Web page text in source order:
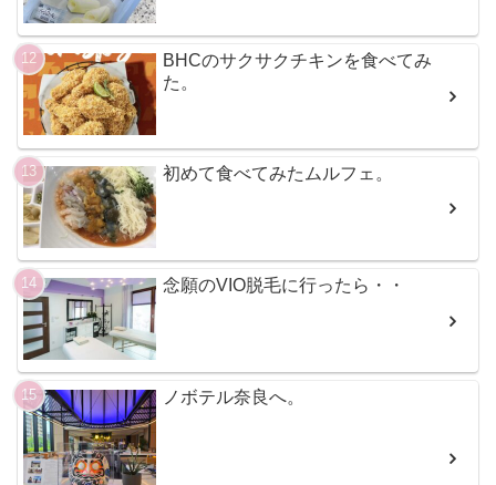
BHCのサクサクチキンを食べてみ
た。
初めて食べてみたムルフェ。
念願のVIO脱毛に行ったら・・
ノボテル奈良へ。